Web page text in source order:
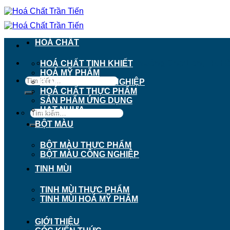
Chuyển
đến
nội
911 - 913 Nguyễn Trãi, Phường Chợ Lớn, TP.
Tìm
kiếm:
Tìm
kiếm:
HOÁ CHẤT
HOÁ CHẤT TINH KHIẾT
HOÁ MỸ PHẨM
HOÁ CHẤT CÔNG NGHIỆP
HOÁ CHẤT THỰC PHẨM
SẢN PHẨM ỨNG DỤNG
HẠT NHỰA
BỘT MÀU
BỘT MÀU THỰC PHẨM
BỘT MÀU CÔNG NGHIỆP
TINH MÙI
TINH MÙI THỰC PHẨM
TINH MÙI HOÁ MỸ PHẨM
GIỚI THIỆU